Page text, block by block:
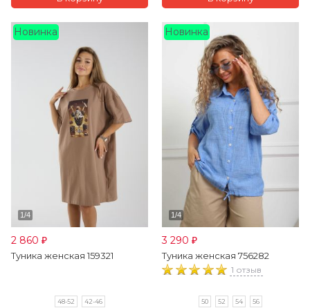
Новинка
2 860 ₽
Туника женская 159321
48-52 42-46
Новинка
3 290 ₽
Туника женская 756282
1 отзыв
50 52 54 56